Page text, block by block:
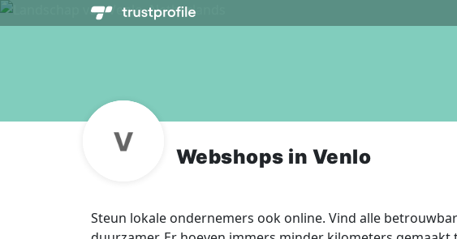
Webshops in Venlo
Steun lokale ondernemers ook online. Vind alle